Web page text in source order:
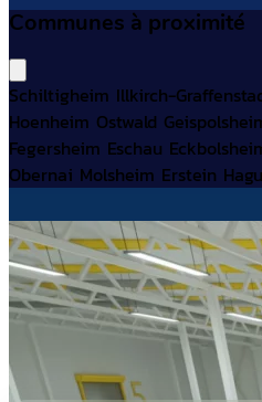
Communes à proximité
Schiltigheim Illkirch-
Hoenheim Ostwald
Fegersheim Eschau
Obernai Molsheim Erstein